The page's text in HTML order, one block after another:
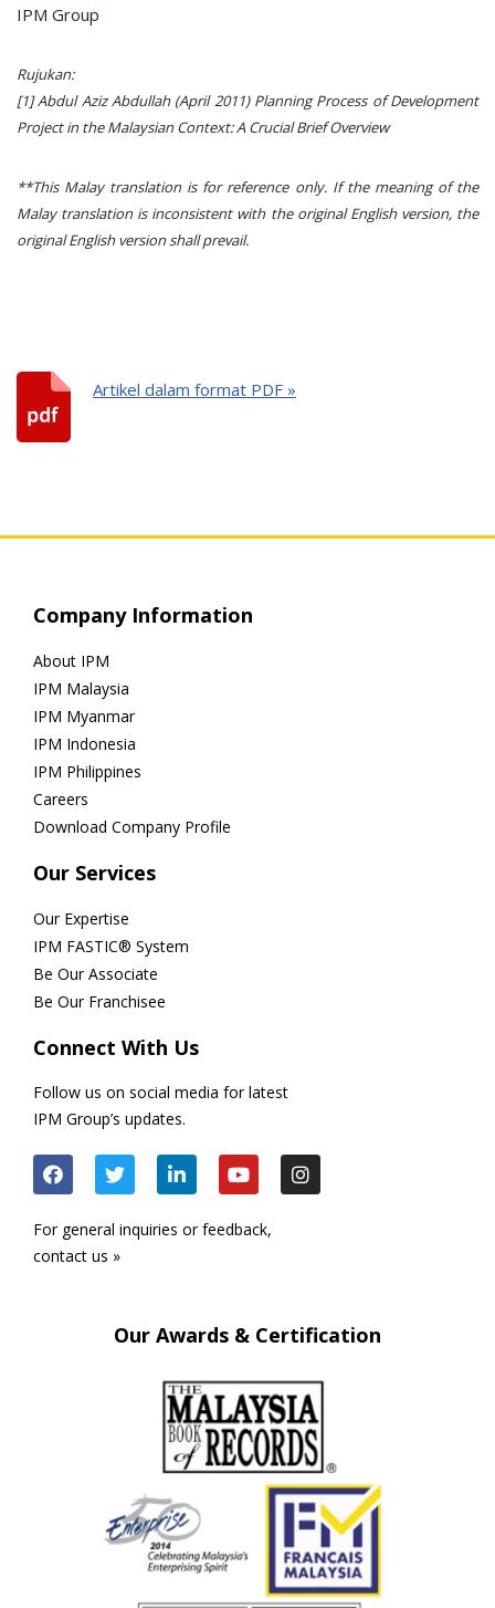
IPM Group
Rujukan:
[1] Abdul Aziz Abdullah (April 2011) Planning Process of Development
Project in the Malaysian Context: A Crucial Brief Overview
**This Malay translation is for reference only. If the meaning of the
Malay translation is inconsistent with the original English version, the
original English version shall prevail.
Artikel dalam format PDF »
Company Information
About IPM
IPM Malaysia
IPM Myanmar
IPM Indonesia
IPM Philippines
Careers
Download Company Profile
Our Services
Our Expertise
IPM FASTIC® System
Be Our Associate
Be Our Franchisee
Connect With Us
Follow us on social media for latest
IPM Group’s updates.
For general inquiries or feedback,
contact us »
Our Awards & Certification